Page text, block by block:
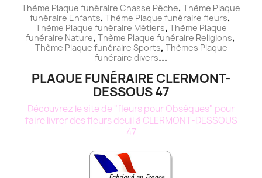
Thème Plaque funéraire Chasse Pêche, Thème Plaque
funéraire Enfants, Thème Plaque funéraire fleurs,
Thème Plaque funéraire Métiers, Thème Plaque
funéraire Nature, Thème Plaque funéraire Religions,
Thème Plaque funéraire Sports, Thèmes Plaque
funéraire divers...
PLAQUE FUNÉRAIRE CLERMONT-
DESSOUS 47
Découvrez le site de "fleurs pour Obsèques" pour
faire livrer des fleurs deuil à CLERMONT-DESSOUS
47